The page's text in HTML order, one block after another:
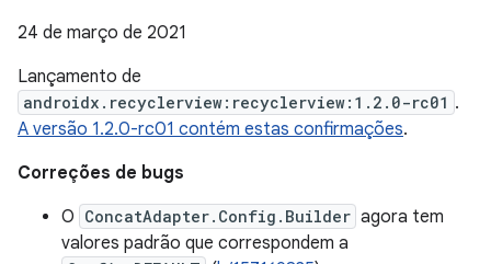
24 de março de 2021
Lançamento de
androidx.recyclerview:recyclerview:1.2.0-rc01 .
A versão 1.2.0-rc01 contém estas confirmações.
Correções de bugs
O ConcatAdapter.Config.Builder agora tem
valores padrão que correspondem a